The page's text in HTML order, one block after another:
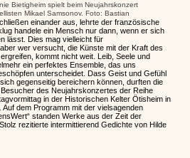
Bietigheim spielt beim Neujahrskonzert
Mikael Samsonov. Foto: Bastian
einander aus, lehrte der französische
handele ein Mensch nur dann, wenn er sich
lässt. Dies mag vielleicht für
wer versucht, die Künste mit der Kraft des
kommt nicht weit. Leib, Seele und
ein perfektes Ensemble, das uns
unterscheidet. Dass Geist und Gefühl
gegenseitig bereichern können, durften die
des Neujahrskonzertes der Reihe
in der Historischen Kelter Ötisheim in
dem Programm mit der vielsagenden
standen Werke aus der Zeit der
rezitierte intermittierend Gedichte von Hilde